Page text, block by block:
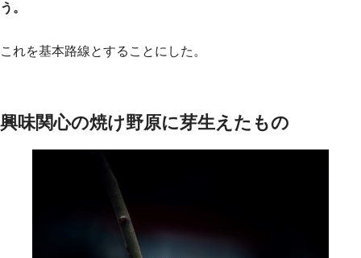
う。
これを基本路線とすることにした。
興味関心の焼け野原に芽生えたもの